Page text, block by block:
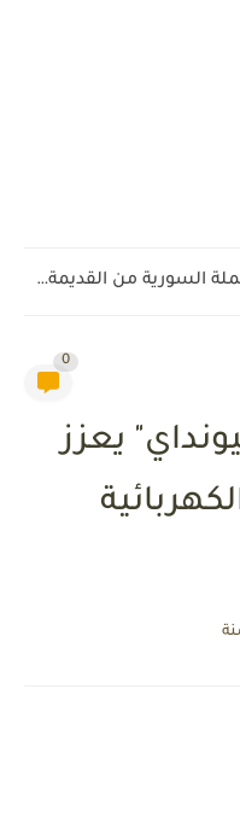
رابط تحويل العملة السورية من القديمة إلى الجديدة 2026
0
يعزز